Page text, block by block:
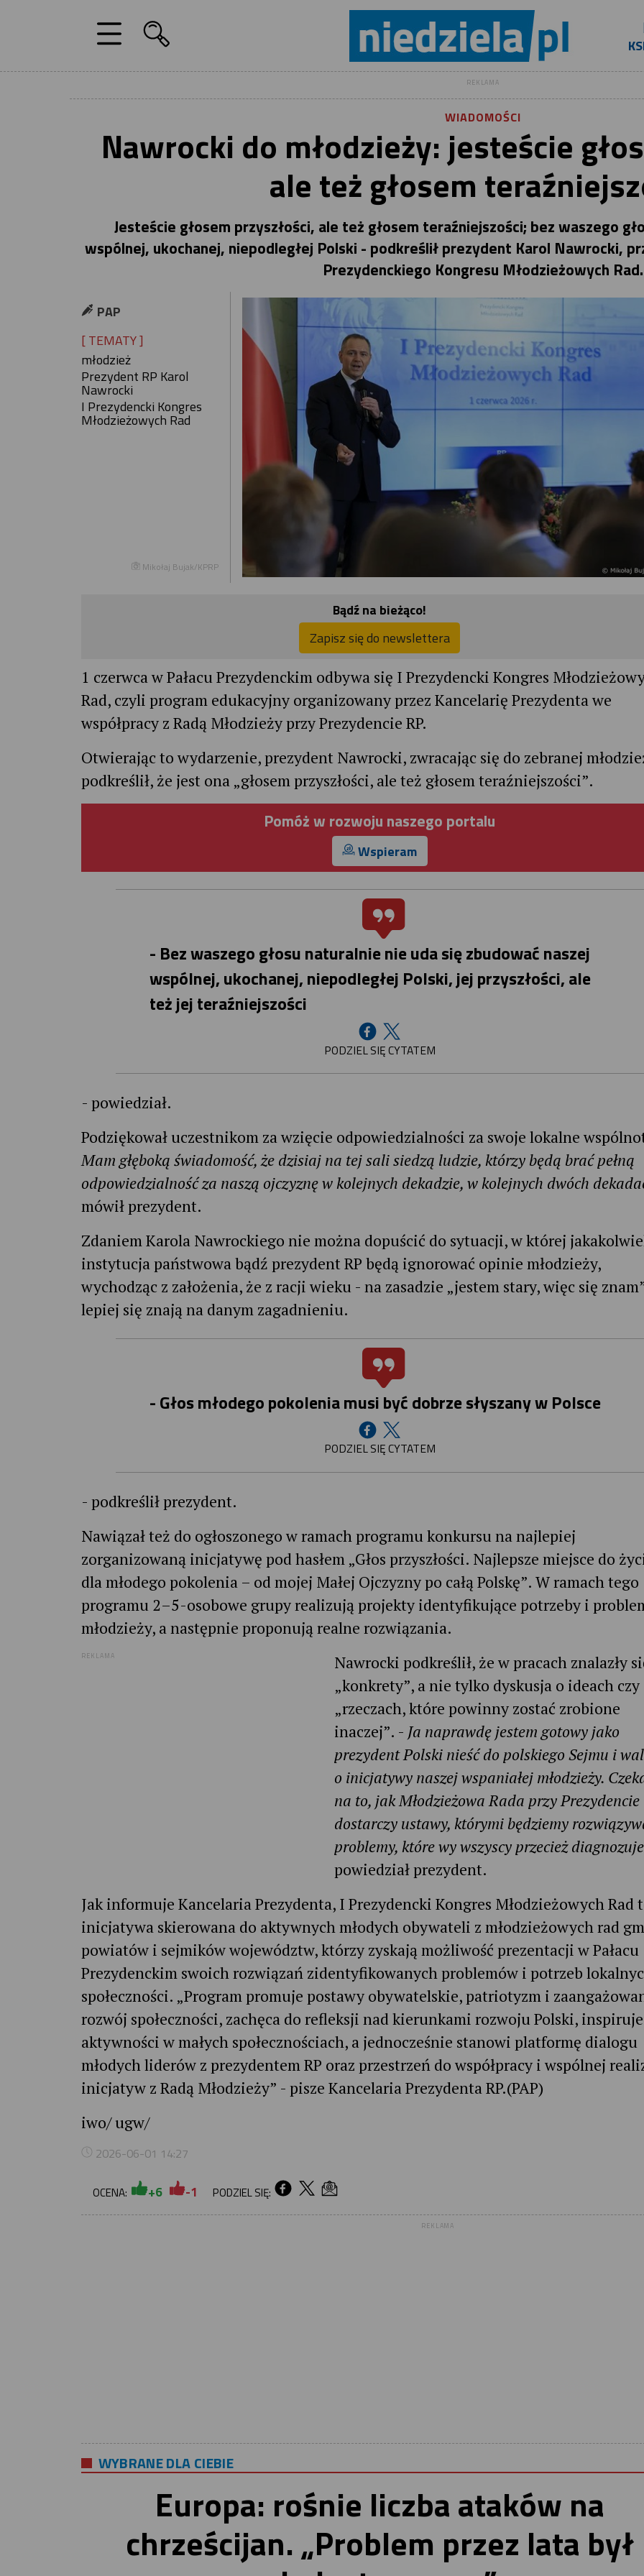
REKLAMA
WIADOMOŚCI
Nawrocki do młodzieży: jesteście
ale też głosem
Jesteście głosem przyszłości, ale też głosem teraźniejszości; bez waszego
wspólnej, ukochanej, niepodległej Polski - podkreślił prezydent Karol Nawrocki,
Prezydenckiego Kongresu Młodzieżowych Rad.
PAP
[ TEMATY ]
młodzież
Prezydent RP Karol
Nawrocki
I Prezydencki Kongres
Młodzieżowych Rad
Mikołaj Bujak/KPRP
Bądź na bieżąco!
Zapisz się do newslettera
1 czerwca w Pałacu Prezydenckim odbywa się I Prezydencki Kongres
Rad, czyli program edukacyjny organizowany przez Kancelarię Prezydenta we
współpracy z Radą Młodzieży przy Prezydencie RP.
Otwierając to wydarzenie, prezydent Nawrocki, zwracając się do zebranej
podkreślił, że jest ona „głosem przyszłości, ale też głosem teraźniejszości”.
Pomóż w rozwoju naszego portalu
Wspieram
- Bez waszego głosu naturalnie nie uda się zbudować naszej
wspólnej, ukochanej, niepodległej Polski, jej przyszłości, ale
też jej teraźniejszości
PODZIEL SIĘ CYTATEM
- powiedział.
Podziękował uczestnikom za wzięcie odpowiedzialności za swoje lokalne
Mam głęboką świadomość, że dzisiaj na tej sali siedzą ludzie, którzy będą brać pełną
odpowiedzialność za naszą ojczyznę w kolejnych dekadzie, w kolejnych dwóch
mówił prezydent.
Zdaniem Karola Nawrockiego nie można dopuścić do sytuacji, w której
instytucja państwowa bądź prezydent RP będą ignorować opinie młodzieży,
wychodząc z założenia, że z racji wieku - na zasadzie „jestem stary, więc się
lepiej się znają na danym zagadnieniu.
- Głos młodego pokolenia musi być dobrze słyszany w Polsce
PODZIEL SIĘ CYTATEM
- podkreślił prezydent.
Nawiązał też do ogłoszonego w ramach programu konkursu na najlepiej
zorganizowaną inicjatywę pod hasłem „Głos przyszłości. Najlepsze miejsce do
dla młodego pokolenia – od mojej Małej Ojczyzny po całą Polskę”. W ramach tego
programu 2–5-osobowe grupy realizują projekty identyfikujące potrzeby i
młodzieży, a następnie proponują realne rozwiązania.
REKLAMA
Nawrocki podkreślił, że w pracach znalazły
„konkrety”, a nie tylko dyskusja o ideach czy
„rzeczach, które powinny zostać zrobione
inaczej”. - Ja naprawdę jestem gotowy jako
prezydent Polski nieść do polskiego Sejmu i
o inicjatywy naszej wspaniałej młodzieży.
na to, jak Młodzieżowa Rada przy Prezydencie
dostarczy ustawy, którymi będziemy
problemy, które wy wszyscy przecież
powiedział prezydent.
Jak informuje Kancelaria Prezydenta, I Prezydencki Kongres Młodzieżowych Rad
inicjatywa skierowana do aktywnych młodych obywateli z młodzieżowych rad
powiatów i sejmików województw, którzy zyskają możliwość prezentacji w Pałacu
Prezydenckim swoich rozwiązań zidentyfikowanych problemów i potrzeb
społeczności. „Program promuje postawy obywatelskie, patriotyzm i
rozwój społeczności, zachęca do refleksji nad kierunkami rozwoju Polski,
aktywności w małych społecznościach, a jednocześnie stanowi platformę dialogu
młodych liderów z prezydentem RP oraz przestrzeń do współpracy i wspólnej
inicjatyw z Radą Młodzieży” - pisze Kancelaria Prezydenta RP.(PAP)
iwo/ ugw/
2026-06-01 14:27
OCENA: +6 -1 PODZIEL SIĘ:
REKLAMA
WYBRANE DLA CIEBIE
Europa: rośnie liczba ataków na
chrześcijan. „Problem przez lata był